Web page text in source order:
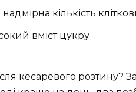
кількість
вміст цукру
кесаревого розтину?